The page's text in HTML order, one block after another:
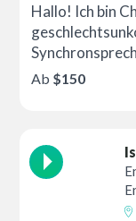
Hallo! Ich bin
Ab $150